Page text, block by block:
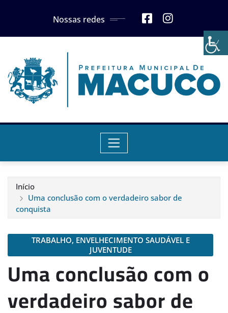
Nossas redes
Início
Uma conclusão com o verdadeiro sabor de
conquista
TRABALHO, ENVELHECIMENTO SAUDÁVEL E
JUVENTUDE
Uma conclusão com o
verdadeiro sabor de